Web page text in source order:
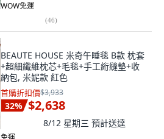
WOW免運
(46)
BEAUTE HOUSE 米奇午睡毯 B款 枕套
+超細纖維枕芯+毛毯+手工絎縫墊+收
納包, 米妮款 紅色
首購折扣價$3,933
32% $2,638
8/12 星期三 預計送達